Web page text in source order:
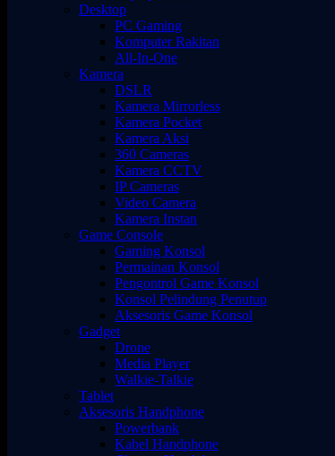
Desktop
PC Gaming
Komputer Rakitan
All-In-One
Kamera
DSLR
Kamera Mirrorless
Kamera Pocket
Kamera Aksi
360 Cameras
Kamera CCTV
IP Cameras
Video Camera
Kamera Instan
Game Console
Gaming Konsol
Permainan Konsol
Pengontrol Game Konsol
Konsol Pelindung Penutup
Aksesoris Game Konsol
Gadget
Drone
Media Player
Walkie-Talkie
Tablet
Aksesoris Handphone
Powerbank
Kabel Handphone